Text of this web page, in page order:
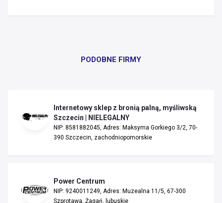
PODOBNE FIRMY
Internetowy sklep z bronią palną, myśliwską
Szczecin | NIELEGALNY
NIP: 8581882045, Adres: Maksyma Gorkiego 3/2, 70-
390 Szczecin, zachodniopomorskie
Power Centrum
NIP: 9240011249, Adres: Muzealna 11/5, 67-300
Szprotawa, Żagań, lubuskie